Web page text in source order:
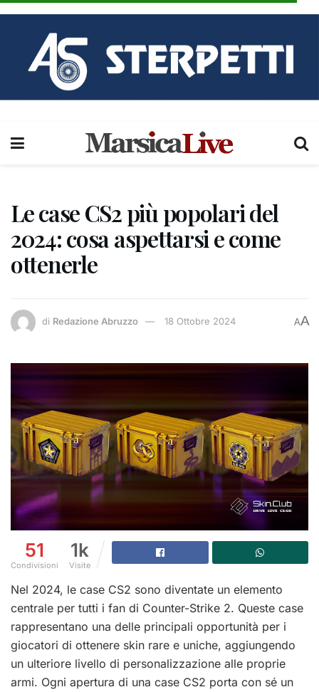
Le case CS2 più popolari del
2024: cosa aspettarsi e come
ottenerle
di Redazione Abruzzo 18 Ottobre 2024 AA
51
Condivisioni
1k
Visite
Nel 2024, le case CS2 sono diventate un elemento
centrale per tutti i fan di Counter-Strike 2. Queste case
rappresentano una delle principali opportunità per i
giocatori di ottenere skin rare e uniche, aggiungendo
un ulteriore livello di personalizzazione alle proprie
armi. Ogni apertura di una case CS2 porta con sé un